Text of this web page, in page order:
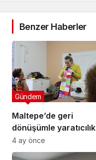
Benzer Haberler
Maltepe’de geri
dönüşümle yaratıcılık
buluştu
Gündem
4 ay önce